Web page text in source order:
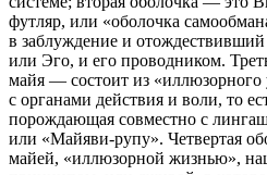
футляр, или «оболочка
в заблуждение и отождествивший
или Эго, и его проводником.
майя — состоит из «иллюзорного
с органами действия и воли, то
порождающая совместно с
или «Майяви-рупу». Четвертая
майей, «иллюзорной жизнью»,